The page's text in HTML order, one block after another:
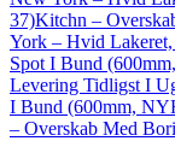
37)Kitchn –
York – Hvid
Spot I Bund
Levering Tidligst I
I Bund (600mm,
– Overskab Med